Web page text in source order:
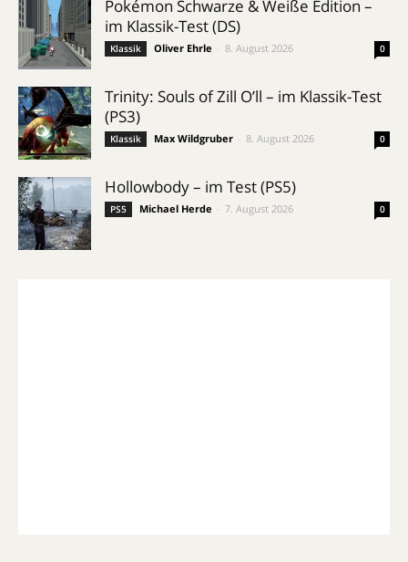
Pokémon Schwarze & Weiße Edition –
im Klassik-Test (DS)
Klassik Oliver Ehrle 8. August 2026 0
Trinity: Souls of Zill O’ll – im Klassik-Test
(PS3)
Klassik Max Wildgruber 8. August 2026 0
Hollowbody – im Test (PS5)
PS5 Michael Herde 7. August 2026 0